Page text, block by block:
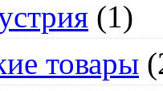
(1)
товары